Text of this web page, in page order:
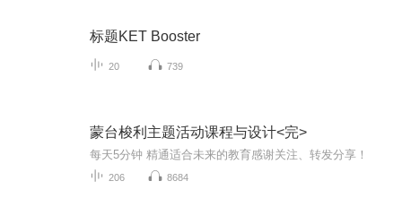
标题KET Booster
20 739
蒙台梭利主题活动课程与设计<完>
每天5分钟 精通适合未来的教育感谢关注、转发分享！
206 8684